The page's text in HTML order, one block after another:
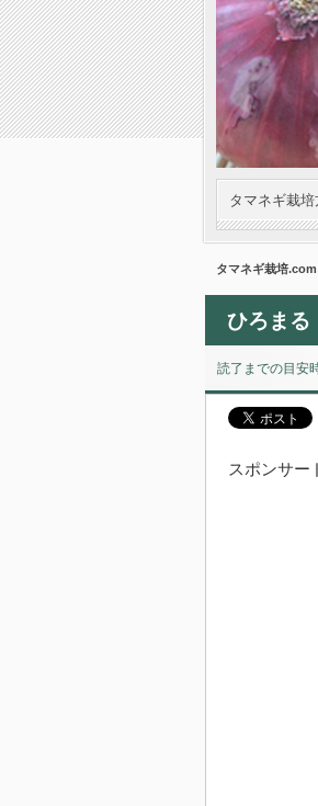
タマネギ栽
タマネギ栽培.com
ひろまる
読了までの目安
スポンサー